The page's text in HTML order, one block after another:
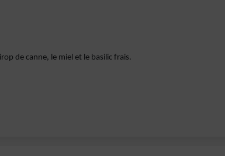
de canne, le miel et le basilic frais.